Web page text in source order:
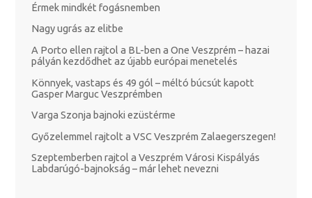
Érmek mindkét fogásnemben
Nagy ugrás az elitbe
A Porto ellen rajtol a BL-ben a One Veszprém – hazai
pályán kezdődhet az újabb európai menetelés
Könnyek, vastaps és 49 gól – méltó búcsút kapott
Gasper Marguc Veszprémben
Varga Szonja bajnoki ezüstérme
Győzelemmel rajtolt a VSC Veszprém Zalaegerszegen!
Szeptemberben rajtol a Veszprém Városi Kispályás
Labdarúgó-bajnokság – már lehet nevezni